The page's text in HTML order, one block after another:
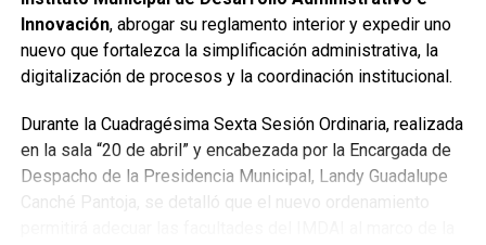
que el saneamiento concluirá en dos días.
Finalmente, las Unidades Verdes de SIRESOL Cancún
convertirse en punto de disposición ilegal de basura. El
Ayuntamiento exhortó a la ciudadanía a reportar estas
prácticas y sumarse al esfuerzo colectivo para mantener
un Cancún limpio y con prosperidad compartida.
Innovación, abrogar su reglamento interior y expedir uno
nuevo que fortalezca la simplificación administrativa, la
digitalización de procesos y la coordinación institucional.
Durante la Cuadragésima Sexta Sesión Ordinaria, realizada
en la sala “20 de abril” y encabezada por la Encargada de
Despacho de la Presidencia Municipal, Landy Guadalupe
Canché Pantoja, se detalló que el nuevo ordenamiento